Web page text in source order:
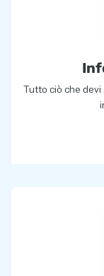
Tutto ciò che